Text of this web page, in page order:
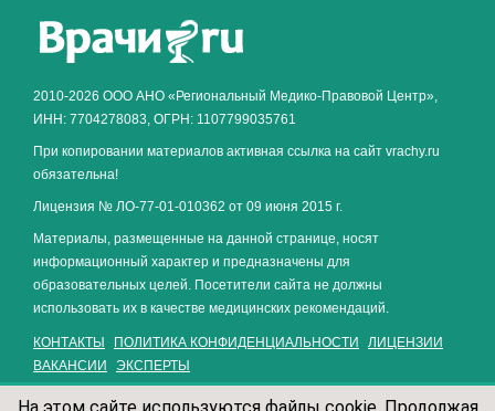
2010-2026 ООО АНО «Региональный Медико-Правовой Центр»,
ИНН: 7704278083, ОГРН: 1107799035761
При копировании материалов активная ссылка на сайт vrachy.ru
обязательна!
Лицензия № ЛО-77-01-010362 от 09 июня 2015 г.
Материалы, размещенные на данной странице, носят
информационный характер и предназначены для
образовательных целей. Посетители сайта не должны
использовать их в качестве медицинских рекомендаций.
КОНТАКТЫ ПОЛИТИКА КОНФИДЕНЦИАЛЬНОСТИ
ЛИЦЕНЗИИ
ВАКАНСИИ
ЭКСПЕРТЫ